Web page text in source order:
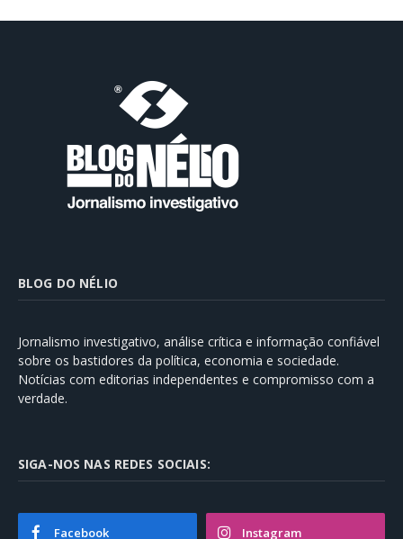
BLOG DO NÉLIO
Jornalismo investigativo, análise crítica e informação confiável
sobre os bastidores da política, economia e sociedade.
Notícias com editorias independentes e compromisso com a
verdade.
SIGA-NOS NAS REDES SOCIAIS:
Facebook Instagram